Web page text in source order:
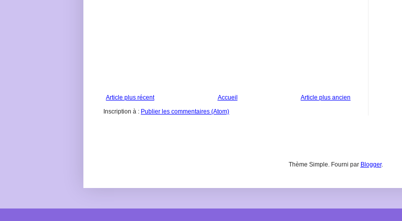
Article plus récent Article plus ancien
Accueil
Inscription à : Publier les commentaires (Atom)
Thème Simple. Fourni par Blogger.